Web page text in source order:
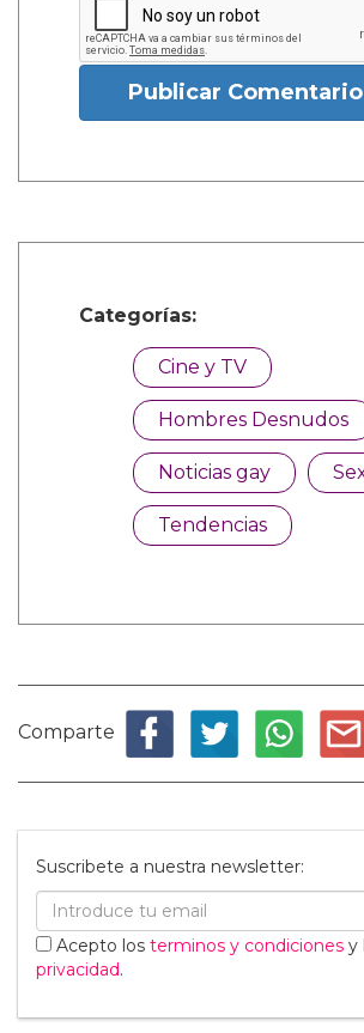
Publicar Comentario
Categorías:
Cine y TV
Hombres Desnudos
Noticias gay
Tendencias
Comparte
Suscribete a nuestra newsletter:
Acepto los terminos y condiciones y
privacidad.